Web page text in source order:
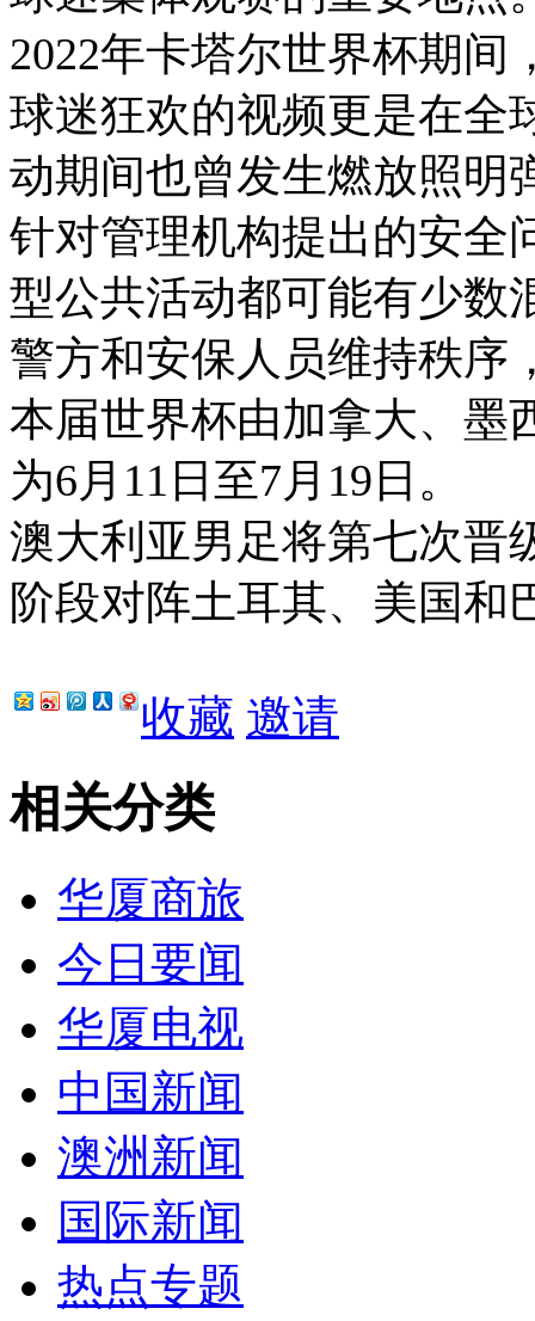
2022年卡塔尔世界杯期间
球迷狂欢的视频更是在全
动期间也曾发生燃放照明
针对管理机构提出的安全
型公共活动都可能有少数
警方和安保人员维持秩序
本届世界杯由加拿大、墨
为6月11日至7月19日。
澳大利亚男足将第七次晋
阶段对阵土耳其、美国和
收藏 邀请
相关分类
华厦商旅
今日要闻
华厦电视
中国新闻
澳洲新闻
国际新闻
热点专题